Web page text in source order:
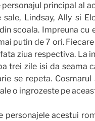
principal al
Lindsay, Ally si
scoala. Impreuna cu
putin de 7 ori.
ziua respectiva. La
trei zile isi da seama
se repeta.
o ingrozeste pe
personajele acestui